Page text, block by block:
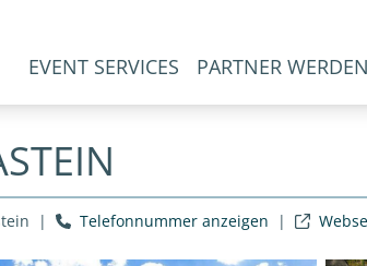
EVENT SERVICES PARTNER WERDEN
| Telefonnummer anzeigen |